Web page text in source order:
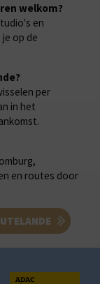
welkom?
en
op de
per
in het
en routes door